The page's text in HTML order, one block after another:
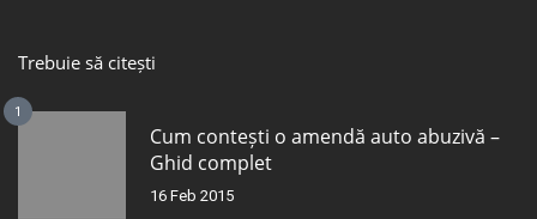
Trebuie să citești
1
Cum contești o amendă auto abuzivă –
Ghid complet
16 Feb 2015